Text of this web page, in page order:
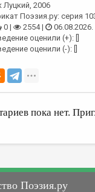
Луцкий, 2006
Поэзия.ру: серия
0 | 2554 |
оценили (+): []
оценили (-): []
пока нет.
Поэзия.ру